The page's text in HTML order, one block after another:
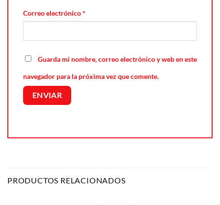
Correo electrónico*
Guarda mi nombre, correo electrónico y web en este
navegador para la próxima vez que comente.
PRODUCTOS RELACIONADOS